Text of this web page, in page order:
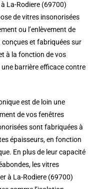
à La-Rodiere (69700)
de vitres insonorisées
ou l’enlèvement de
et fabriquées sur
à la fonction de vos
barrière efficace contre
est de loin une
de vos fenêtres
sont fabriquées à
épaisseurs, en fonction
En plus de leur capacité
les vitres
à La-Rodiere (69700)